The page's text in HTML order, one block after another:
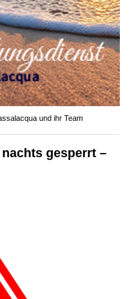
und ihr Team
gesperrt –